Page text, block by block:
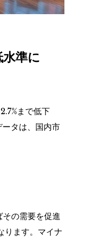
準に
まで低下
タは、国内市
の需要を促進
ます。マイナ